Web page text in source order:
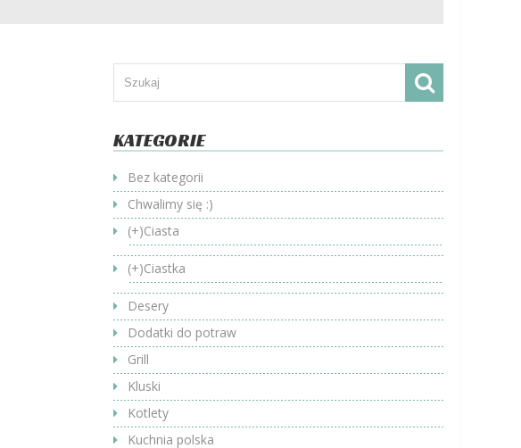
KATEGORIE
Bez kategorii
Chwalimy się :)
(+)Ciasta
(+)Ciastka
Desery
Dodatki do potraw
Grill
Kluski
Kotlety
Kuchnia polska